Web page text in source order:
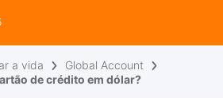
a vida
Global Account
de crédito em dólar?